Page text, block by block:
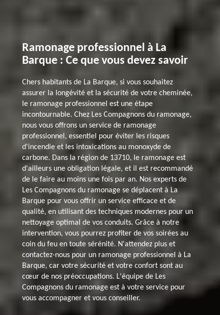
Ramonage professionnel à La
Barque : Ce que vous devez savoir
Chers habitants de La Barque, si vous souhaitez
assurer la longévité et la sécurité de votre cheminée,
le ramonage professionnel est une étape
incontournable. Chez Les Compagnons du ramonage,
nous vous offrons un service de ramonage
professionnel, essentiel pour éviter les risques
d'incendie et les intoxications au monoxyde de
carbone. Dans la région de 13710, le ramonage est
d'ailleurs une obligation légale, et il est recommandé
de le faire au moins une fois par an. Nos experts de
Les Compagnons du ramonage se déplacent à La
Barque pour vous offrir un service efficace et de
qualité, en utilisant des techniques modernes pour un
nettoyage optimal de vos conduits. Grâce à notre
intervention, vous pourrez profiter de vos soirées au
coin du feu en toute sérénité. N'attendez plus et
contactez-nous pour un ramonage professionnel à La
Barque, car votre sécurité et votre confort sont au
cœur de nos préoccupations. L'équipe de Les
Compagnons du ramonage est à votre service pour
vous accompagner et vous conseiller.